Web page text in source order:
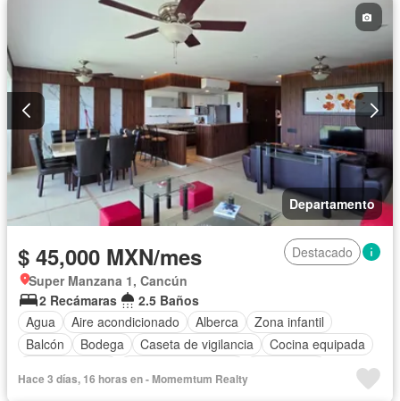
Departamento
$ 45,000 MXN/mes
Destacado
Super Manzana 1, Cancún
2 Recámaras
2.5 Baños
Agua
Aire acondicionado Alberca
Zona infantil
Balcón
Bodega Caseta de vigilancia
Cocina equipada
Elevador
Estacionamiento Gas natural
Hace 3 días, 16 horas en - Momemtum Realty